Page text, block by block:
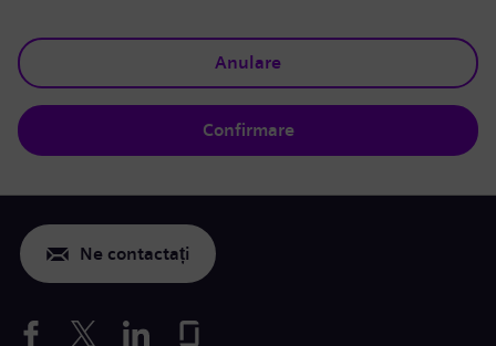
Anulare
Confirmare
Ne contactați